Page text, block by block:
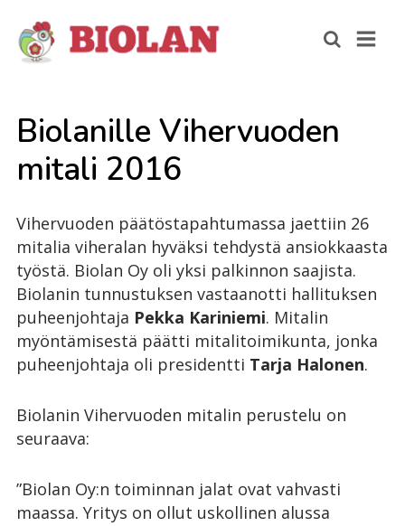
Bio­la­nil­le Vi­her­vuo­den
mi­ta­li 2016
Vihervuoden päätöstapahtumassa jaettiin 26
mitalia viheralan hyväksi tehdystä ansiokkaasta
työstä. Biolan Oy oli yksi palkinnon saajista.
Biolanin tunnustuksen vastaanotti hallituksen
puheenjohtaja Pekka Kariniemi. Mitalin
myöntämisestä päätti mitalitoimikunta, jonka
puheenjohtaja oli presidentti Tarja Halonen.
Biolanin Vihervuoden mitalin perustelu on
seuraava:
”Biolan Oy:n toiminnan jalat ovat vahvasti
maassa. Yritys on ollut uskollinen alussa